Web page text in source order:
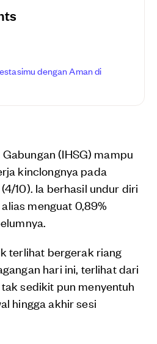
dengan Aman di
(IHSG) mampu
kinclongnya pada
10). Ia berhasil undur diri
menguat 0,89%
terlihat bergerak riang
hari ini, terlihat dari
sedikit pun menyentuh
hingga akhir sesi